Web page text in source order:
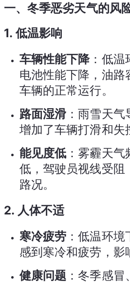
一、冬季恶劣天气的风
1.低温影响
车辆性能下降：低温
电池性能下降，油路
车辆的正常运行。
路面湿滑 ：雨雪天气
增加了车辆打滑和失
能见度低 ：雾霾天
低，驾驶员视线受阻
路况。
2. 人体不适
寒冷疲劳 ：低温环
感到寒冷和疲劳，影
健康问题 ：冬季感